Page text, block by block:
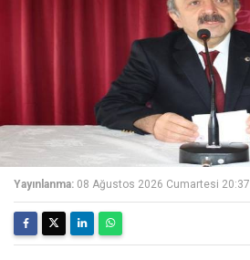
Yayınlanma: 08 Ağustos 2026 Cumartesi 20:37